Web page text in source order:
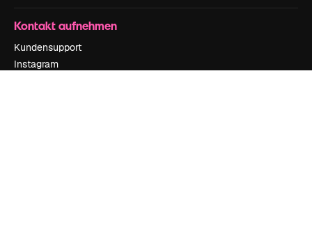
Kontakt aufnehmen
Kundensupport
Instagram